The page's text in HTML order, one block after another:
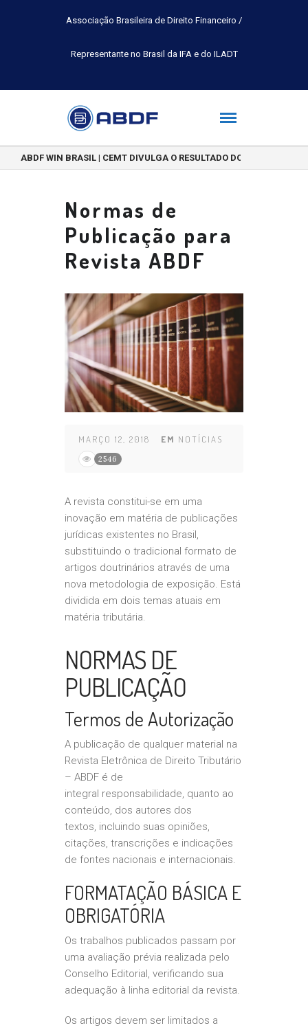
Associação Brasileira de Direito Financeiro /
Representante no Brasil da IFA e do ILADT
ABDF WIN BRASIL | CEMT DIVULGA O RESULTADO DO CONCURSO
Normas de
Publicação para
Revista ABDF
MARÇO 12, 2018 EM NOTÍCIAS
2546
A revista constitui-se em uma
inovação em matéria de publicações
jurídicas existentes no Brasil,
substituindo o tradicional formato de
artigos doutrinários através de uma
nova metodologia de exposição. Está
dividida em dois temas atuais em
matéria tributária.
NORMAS DE
PUBLICAÇÃO
Termos de Autorização
A publicação de qualquer material na
Revista Eletrônica de Direito Tributário
– ABDF é de
integral responsabilidade, quanto ao
conteúdo, dos autores dos
textos, incluindo suas opiniões,
citações, transcrições e indicações
de fontes nacionais e internacionais.
FORMATAÇÃO BÁSICA E
OBRIGATÓRIA
Os trabalhos publicados passam por
uma avaliação prévia realizada pelo
Conselho Editorial, verificando sua
adequação à linha editorial da revista.
Os artigos devem ser limitados a